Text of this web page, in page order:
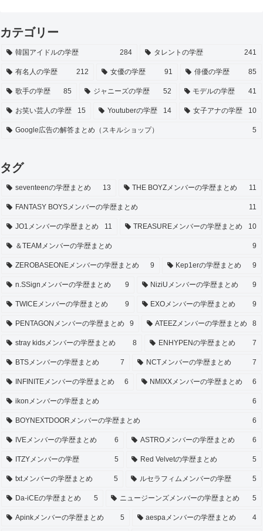
カテゴリー
韓国アイドルの学歴 284 タレントの学歴 241
有名人の学歴 212 女優の学歴 91 俳優の学歴 85
歌手の学歴 85 ジャニーズの学歴 52 モデルの学歴 41
お笑い芸人の学歴 15 Youtuberの学歴 14 女子アナの学歴 10
Google広告の解答まとめ（スキルショップ） 5
タグ
seventeenの学歴まとめ 13 THE BOYZメンバーの学歴まとめ 11
FANTASY BOYSメンバーの学歴まとめ 11
JO1メンバーの学歴まとめ 11 TREASUREメンバーの学歴まとめ 10
＆TEAMメンバーの学歴まとめ 9
ZEROBASEONEメンバーの学歴まとめ 9 Kep1erの学歴まとめ 9
n.SSignメンバーの学歴まとめ 9 NiziUメンバーの学歴まとめ 9
TWICEメンバーの学歴まとめ 9 EXOメンバーの学歴まとめ 9
PENTAGONメンバーの学歴まとめ 9 ATEEZメンバーの学歴まとめ 8
stray kidsメンバーの学歴まとめ 8 ENHYPENの学歴まとめ 7
BTSメンバーの学歴まとめ 7 NCTメンバーの学歴まとめ 7
INFINITEメンバーの学歴まとめ 6 NMIXXメンバーの学歴まとめ 6
ikonメンバーの学歴まとめ 6
BOYNEXTDOORメンバーの学歴まとめ 6
IVEメンバーの学歴まとめ 6 ASTROメンバーの学歴まとめ 6
ITZYメンバーの学歴 5 Red Velvetの学歴まとめ 5
txtメンバーの学歴まとめ 5 ルセラフィムメンバーの学歴 5
Da-iCEの学歴まとめ 5 ニュージーンズメンバーの学歴まとめ 5
Apinkメンバーの学歴まとめ 5 aespaメンバーの学歴まとめ 4